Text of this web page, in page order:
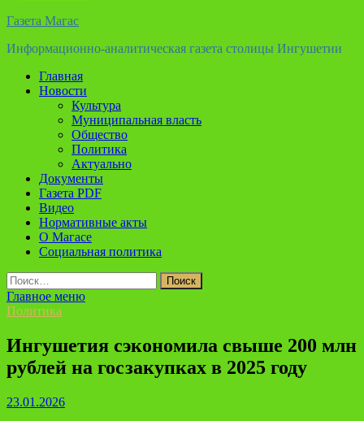
Газета Магас
Информационно-аналитическая газета столицы Ингушетии
Главная
Новости
Культура
Муниципальная власть
Общество
Политика
Актуально
Документы
Газета PDF
Видео
Нормативные акты
О Магасе
Социальная политика
Найти:
Главное меню
Политика
Ингушетия сэкономила свыше 200 млн
рублей на госзакупках в 2025 году
23.01.2026